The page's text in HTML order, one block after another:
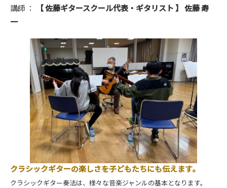
講師 ：
【 佐藤ギタースクール代表・ギタリスト 】 佐藤 寿
一
クラシックギターの楽しさを子どもたちにも伝えます。
クラシックギター奏法は、様々な音楽ジャンルの基本となります。